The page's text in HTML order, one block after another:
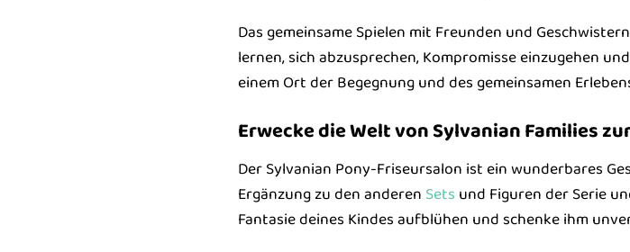
Das gemeinsame Spielen mit Freunden und
lernen, sich abzusprechen, Kompromisse einzugehen
einem Ort der Begegnung und des gemeinsamen
Erwecke die Welt von Sylvanian Families
Der Sylvanian Pony-Friseursalon ist ein wunderbares
Ergänzung zu den anderen Sets und Figuren der Serie
Fantasie deines Kindes aufblühen und schenke ihm